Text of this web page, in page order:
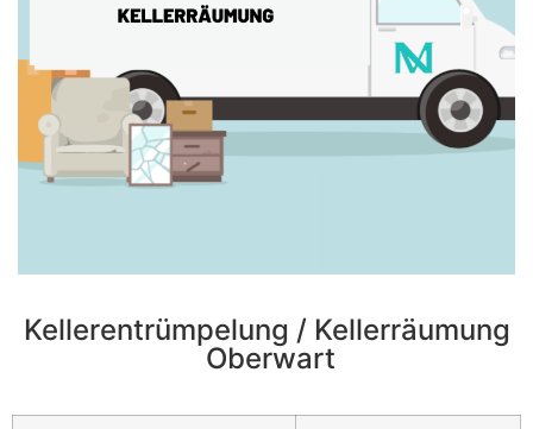
Kellerentrümpelung / Kellerräumung
Oberwart